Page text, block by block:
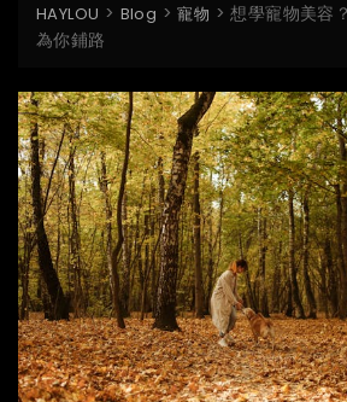
HAYLOU > Blog >寵物 >想學寵物美容
為你鋪路